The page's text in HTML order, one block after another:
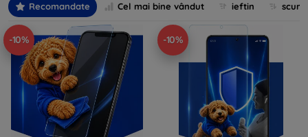
Recomandate Cel mai bine vândut ieftin
-10% -10%